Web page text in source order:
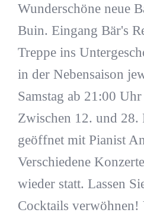
Wunderschöne neue
Buin. Eingang Bär's
Treppe ins
in der Nebensaison
Samstag ab 21:00
Zwischen 12. und 28.
geöffnet mit Pianist
Verschiedene
wieder statt. Lassen
Cocktails verwöhnen!